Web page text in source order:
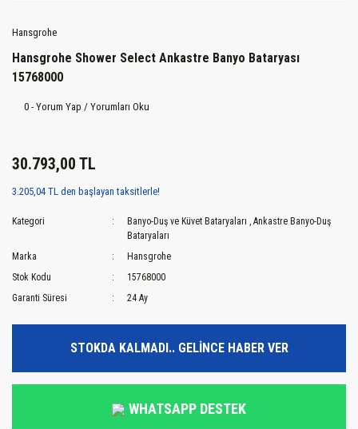
Hansgrohe
Hansgrohe Shower Select Ankastre Banyo Bataryası
15768000
0 - Yorum Yap / Yorumları Oku
30.793,00 TL
3.205,04 TL den başlayan taksitlerle!
Kategori Banyo-Duş ve Küvet Bataryaları ,Ankastre Banyo-Duş
Bataryaları
Marka
Hansgrohe
Stok Kodu
15768000
Garanti Süresi
24 Ay
STOKDA KALMADI.. GELİNCE HABER VER
WHATSAPP DESTEK